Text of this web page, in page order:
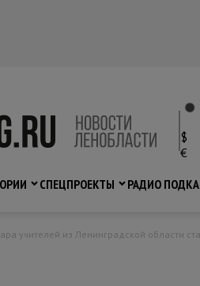
$
€
СПЕЦПРОЕКТЫ РАДИО